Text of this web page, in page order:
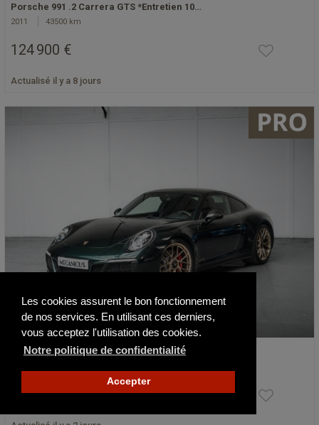
Les cookies assurent le bon fonctionnement
de nos services. En utilisant ces derniers,
vous acceptez l'utilisation des cookies.
Notre politique de confidentialité
Accepter
Porsche 991 .2 Carrera GTS *Entretien 10…
2011 43500 km
124 900 €
Actualisé il y a 8 jours
Porsche 991 .2 Carrera GTS *Covering Ver…
129 900 €